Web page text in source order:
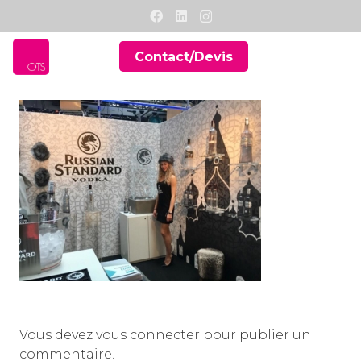
Contact/Devis
Vous devez vous connecter pour publier un
commentaire.